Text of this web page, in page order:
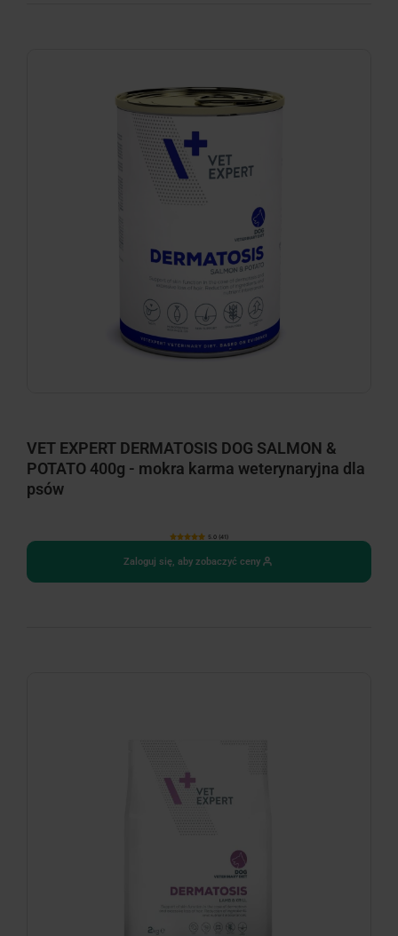
VET EXPERT DERMATOSIS DOG SALMON &
POTATO 400g - mokra karma weterynaryjna dla
psów
5.0 (41)
Zaloguj się, aby zobaczyć ceny